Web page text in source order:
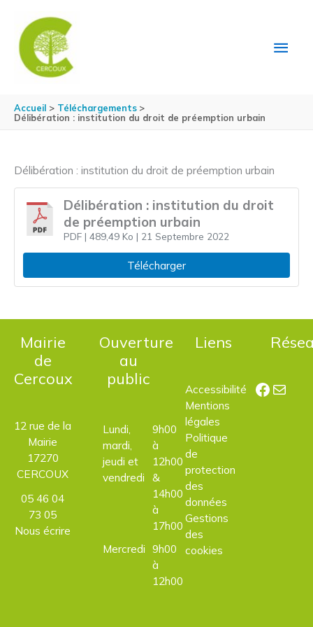
Accueil
Téléchargements
Délibération : institution du droit de préemption urbain
Délibération : institution du droit de préemption urbain
Délibération : institution du droit
de préemption urbain
PDF| 489,49 Ko | 21 Septembre 2022
Télécharger
Mairie
de
Cercoux
12 rue de la
Mairie
17270
CERCOUX
05 46 04
73 05
Nous écrire
Ouverture
au
public
Lundi,
mardi,
jeudi et
vendredi
9h00
à
12h00
&
14h00
à
17h00
Mercredi 9h00
à
12h00
Liens
Accessibilité
Mentions
légales
Politique
de
protection
des
données
Gestions
des
cookies
E-mail